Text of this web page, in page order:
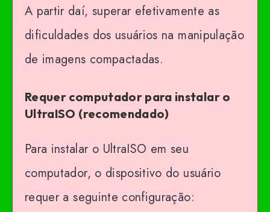
A partir daí, superar efetivamente as
dificuldades dos usuários na manipulação
de imagens compactadas.
Requer computador para instalar o
UltraISO (recomendado)
Para instalar o UltraISO em seu
computador, o dispositivo do usuário
requer a seguinte configuração: